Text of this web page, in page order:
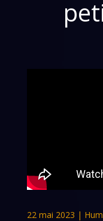
22 mai 2023 |